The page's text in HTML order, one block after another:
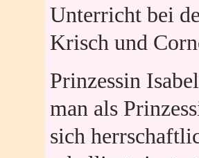
Unterricht bei
Krisch und
Prinzessin
man als
sich